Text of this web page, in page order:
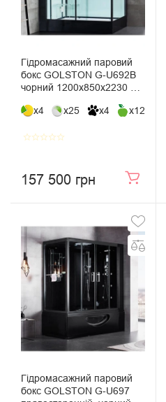
Гідромасажний паровий
бокс GOLSTON G-U692B
чорний 1200х850х2230 мм
x4
x25 x4 x12
star_borderstar_borderstar_borderstar_borderstar_border
157 500 грн
Гідромасажний паровий
бокс GOLSTON G-U697